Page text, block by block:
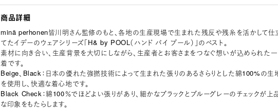
商品詳細
minä perhonen皆川明さん監修のもと、各地の生産現場で生まれた残反や残糸を活かして仕
てたイデーのウェアシリーズ「H& by POOL（ハンド バイ プール）」のベスト。
素材に向き合い、生産背景を大切にしながら、生産者とお客さまをつなぐ想いが込められた一
着です。
Beige､Black：日本の優れた強撚技術によって生まれた張りのあるさらりとした綿100%の生
を使用し、快適な着心地です。
Black Check：綿100％でほどよい張りがあり、細かなブラックとブルーグレーのチェックが上
な印象をもたらします。